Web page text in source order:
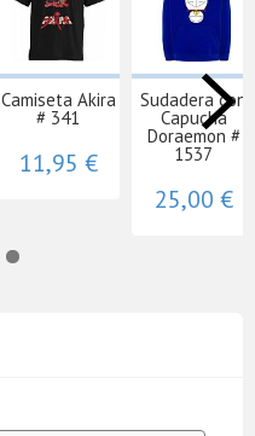
Camiseta Akira
# 341
11,95 €
Sudadera con
Capucha
Doraemon #
1537
25,00 €